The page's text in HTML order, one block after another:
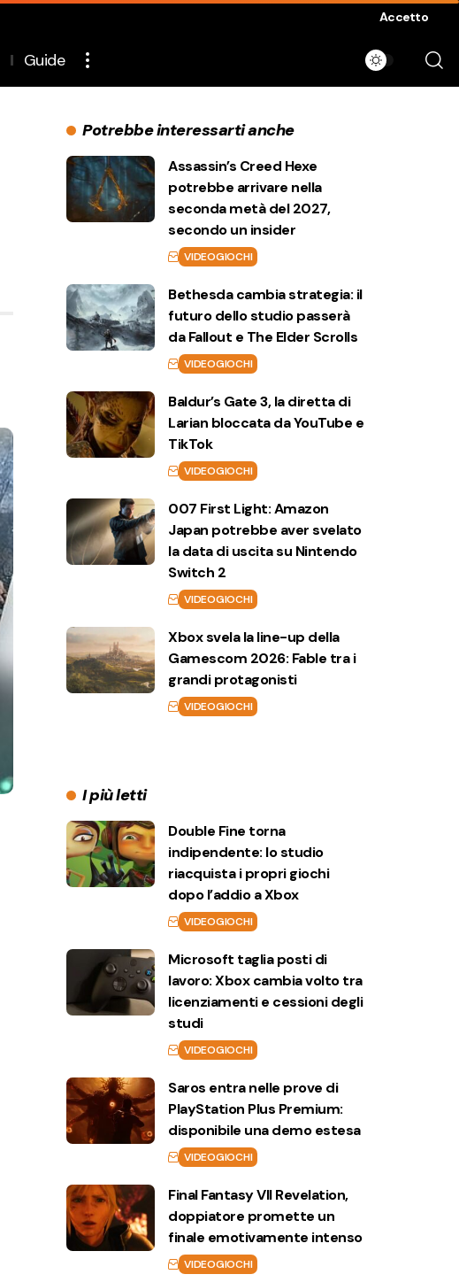
Accetto
Guide
Potrebbe interessarti anche
Assassin’s Creed Hexe
potrebbe arrivare nella
seconda metà del 2027,
secondo un insider
VIDEOGIOCHI
Bethesda cambia strategia: il
futuro dello studio passerà
da Fallout e The Elder Scrolls
VIDEOGIOCHI
Baldur’s Gate 3, la diretta di
Larian bloccata da YouTube e
TikTok
VIDEOGIOCHI
007 First Light: Amazon
Japan potrebbe aver svelato
la data di uscita su Nintendo
Switch 2
VIDEOGIOCHI
Xbox svela la line-up della
Gamescom 2026: Fable tra i
grandi protagonisti
VIDEOGIOCHI
I più letti
Double Fine torna
indipendente: lo studio
riacquista i propri giochi
dopo l’addio a Xbox
VIDEOGIOCHI
Microsoft taglia posti di
lavoro: Xbox cambia volto tra
licenziamenti e cessioni degli
studi
VIDEOGIOCHI
Saros entra nelle prove di
PlayStation Plus Premium:
disponibile una demo estesa
VIDEOGIOCHI
Final Fantasy VII Revelation,
doppiatore promette un
finale emotivamente intenso
VIDEOGIOCHI